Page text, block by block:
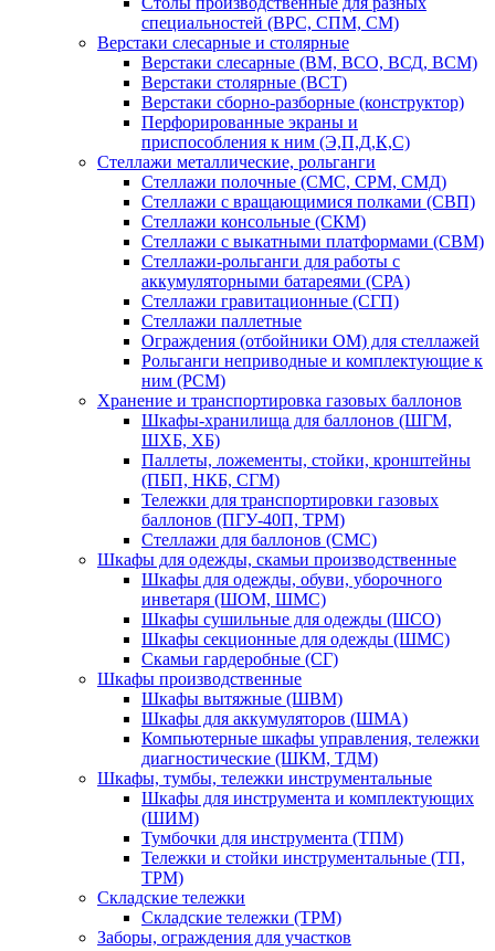
специальностей (ВРС, СПМ, СМ)
Верстаки слесарные и столярные
Верстаки слесарные (ВМ, ВСО, ВСД, ВСМ)
Верстаки столярные (ВСТ)
Верстаки сборно-разборные (конструктор)
Перфорированные экраны и
приспособления к ним (Э,П,Д,К,С)
Стеллажи металлические, рольганги
Стеллажи полочные (СМС, СРМ, СМД)
Стеллажи с вращающимися полками (СВП)
Стеллажи консольные (СКМ)
Стеллажи с выкатными платформами (СВМ)
Стеллажи-рольганги для работы с
аккумуляторными батареями (СРА)
Стеллажи гравитационные (СГП)
Стеллажи паллетные
Ограждения (отбойники ОМ) для стеллажей
Рольганги неприводные и комплектующие к
ним (РСМ)
Хранение и транспортировка газовых баллонов
Шкафы-хранилища для баллонов (ШГМ,
ШХБ, ХБ)
Паллеты, ложементы, стойки, кронштейны
(ПБП, НКБ, СГМ)
Тележки для транспортировки газовых
баллонов (ПГУ-40П, ТРМ)
Стеллажи для баллонов (СМС)
Шкафы для одежды, скамьи производственные
Шкафы для одежды, обуви, уборочного
инветаря (ШОМ, ШМС)
Шкафы сушильные для одежды (ШСО)
Шкафы секционные для одежды (ШМС)
Скамьи гардеробные (СГ)
Шкафы производственные
Шкафы вытяжные (ШВМ)
Шкафы для аккумуляторов (ШМА)
Компьютерные шкафы управления, тележки
диагностические (ШКМ, ТДМ)
Шкафы, тумбы, тележки инструментальные
Шкафы для инструмента и комплектующих
(ШИМ)
Тумбочки для инструмента (ТПМ)
Тележки и стойки инструментальные (ТП,
ТРМ)
Складские тележки
Складские тележки (ТРМ)
Заборы, ограждения для участков